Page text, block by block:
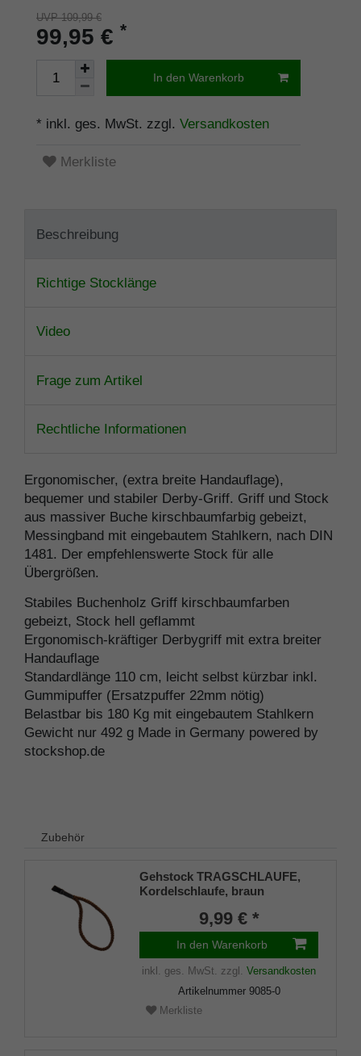
UVP 109,99 €
99,95 € *
In den Warenkorb
* inkl. ges. MwSt. zzgl. Versandkosten
Merkliste
Beschreibung
Richtige Stocklänge
Video
Frage zum Artikel
Rechtliche Informationen
Ergonomischer, (extra breite Handauflage),
bequemer und stabiler Derby-Griff. Griff und Stock
aus massiver Buche kirschbaumfarbig gebeizt,
Messingband mit eingebautem Stahlkern, nach DIN
1481. Der empfehlenswerte Stock für alle
Übergrößen.
Stabiles Buchenholz Griff kirschbaumfarben
gebeizt, Stock hell geflammt
Ergonomisch-kräftiger Derbygriff mit extra breiter
Handauflage
Standardlänge 110 cm, leicht selbst kürzbar inkl.
Gummipuffer (Ersatzpuffer 22mm nötig)
Belastbar bis 180 Kg mit eingebautem Stahlkern
Gewicht nur 492 g Made in Germany powered by
stockshop.de
Zubehör
Gehstock TRAGSCHLAUFE,
Kordelschlaufe, braun
9,99 € *
In den Warenkorb
inkl. ges. MwSt. zzgl. Versandkosten
Artikelnummer 9085-0
Merkliste